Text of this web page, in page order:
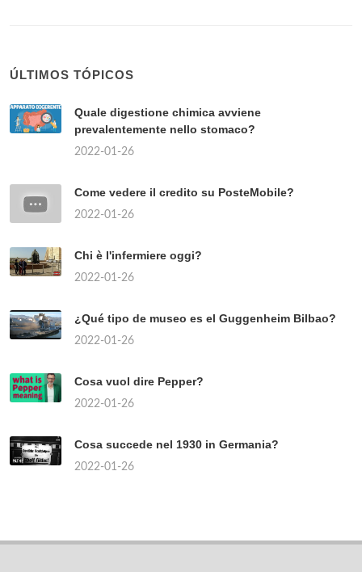
ÚLTIMOS TÓPICOS
Quale digestione chimica avviene
prevalentemente nello stomaco?
2022-01-26
Come vedere il credito su PosteMobile?
2022-01-26
Chi è l'infermiere oggi?
2022-01-26
¿Qué tipo de museo es el Guggenheim Bilbao?
2022-01-26
Cosa vuol dire Pepper?
2022-01-26
Cosa succede nel 1930 in Germania?
2022-01-26